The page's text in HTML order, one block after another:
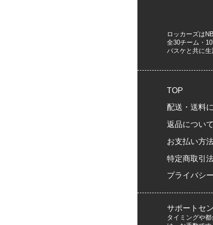
ロッカーズは
全30チーム・
バスケと共に生
TOP
配送・送料
返品について
お支払い方
特定商取引
プライバシ
サポートセ
タイミングや